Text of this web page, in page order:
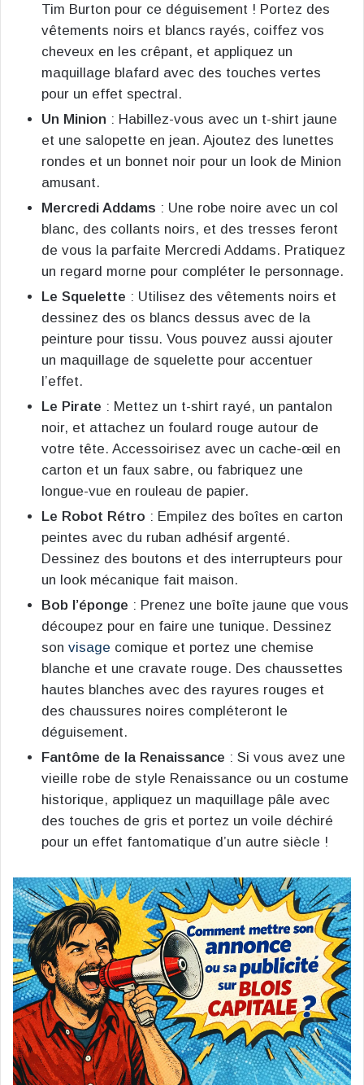
Tim Burton pour ce déguisement ! Portez des
vêtements noirs et blancs rayés, coiffez vos
cheveux en les crêpant, et appliquez un
maquillage blafard avec des touches vertes
pour un effet spectral​.
Un Minion : Habillez-vous avec un t-shirt jaune
et une salopette en jean. Ajoutez des lunettes
rondes et un bonnet noir pour un look de Minion
amusant​.
Mercredi Addams : Une robe noire avec un col
blanc, des collants noirs, et des tresses feront
de vous la parfaite Mercredi Addams. Pratiquez
un regard morne pour compléter le personnage​.
Le Squelette : Utilisez des vêtements noirs et
dessinez des os blancs dessus avec de la
peinture pour tissu. Vous pouvez aussi ajouter
un maquillage de squelette pour accentuer
l’effet​.
Le Pirate : Mettez un t-shirt rayé, un pantalon
noir, et attachez un foulard rouge autour de
votre tête. Accessoirisez avec un cache-œil en
carton et un faux sabre, ou fabriquez une
longue-vue en rouleau de papier.
Le Robot Rétro : Empilez des boîtes en carton
peintes avec du ruban adhésif argenté.
Dessinez des boutons et des interrupteurs pour
un look mécanique fait maison.
Bob l’éponge : Prenez une boîte jaune que vous
découpez pour en faire une tunique. Dessinez
son visage comique et portez une chemise
blanche et une cravate rouge. Des chaussettes
hautes blanches avec des rayures rouges et
des chaussures noires compléteront le
déguisement​.
Fantôme de la Renaissance : Si vous avez une
vieille robe de style Renaissance ou un costume
historique, appliquez un maquillage pâle avec
des touches de gris et portez un voile déchiré
pour un effet fantomatique d’un autre siècle !